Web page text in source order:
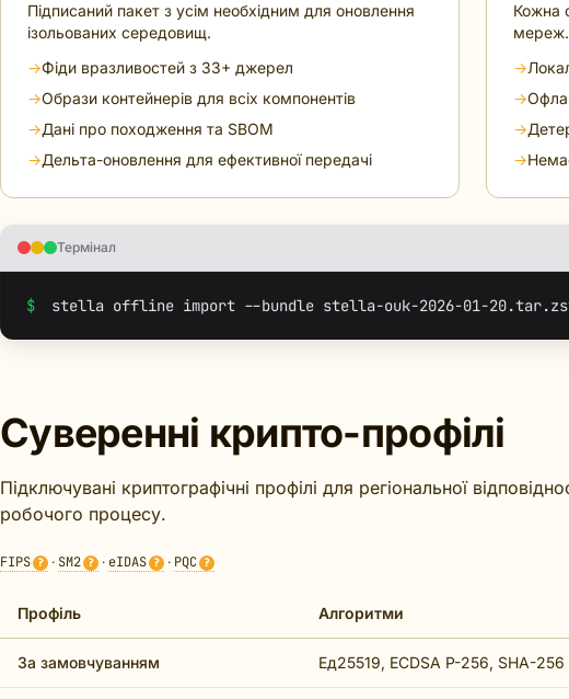
Підписаний пакет з усім необхідним для оновлення
ізольованих середовищ.
→Фіди вразливостей з 33+ джерел
→Образи контейнерів для всіх компонентів
→Дані про походження та SBOM
→Дельта-оновлення для ефективної передачі
Кожна
мереж.
→
→
→
→
Термінал
$
Суверенні крипто-профілі
Підключувані криптографічні профілі для регіональної
робочого процесу.
FIPS ? · SM2 ? · eIDAS ? · PQC ?
Профіль Алгоритми
За замовчуванням Ед25519, ECDSA P-256, SHA-256